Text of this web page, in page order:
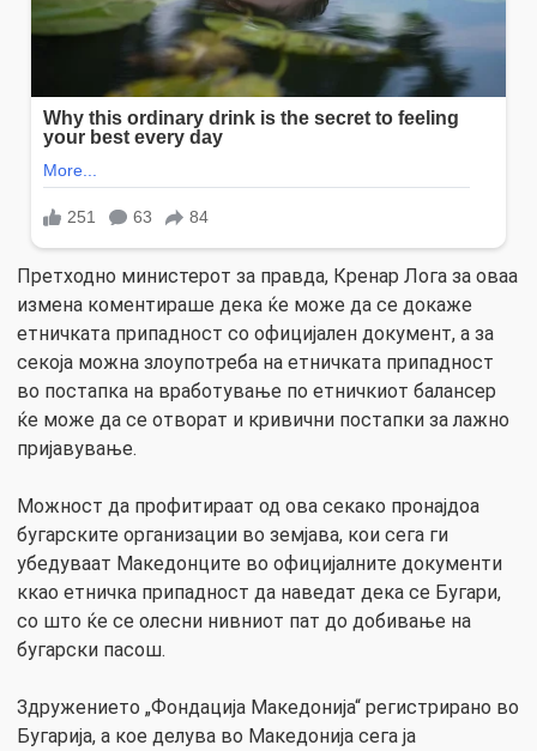
Претходно министерот за правда, Кренар Лога за оваа
измена коментираше дека ќе може да се докаже
етничката припадност со официјален документ, а за
секоја можна злоупотреба на етничката припадност
во постапка на вработување по етничкиот балансер
ќе може да се отворат и кривични постапки за лажно
пријавување.
Можност да профитираат од ова секако пронајдоа
бугарските организации во земјава, кои сега ги
убедуваат Македонците во официјалните документи
ккао етничка припадност да наведат дека се Бугари,
со што ќе се олесни нивниот пат до добивање на
бугарски пасош.
Здружението „Фондација Македонија“ регистрирано во
Бугарија, а кое делува во Македонија сега ја